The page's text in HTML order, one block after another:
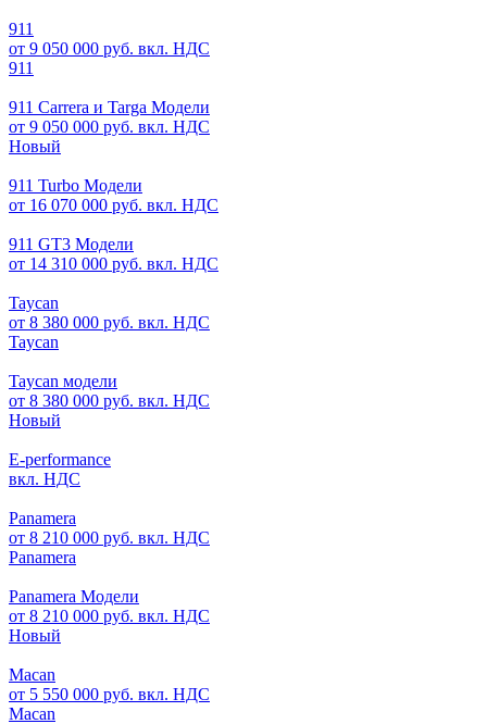
911
от 9 050 000 руб. вкл. НДС
911
911 Carrera и Targa Модели
от 9 050 000 руб. вкл. НДС
Новый
911 Turbo Модели
от 16 070 000 руб. вкл. НДС
911 GT3 Модели
от 14 310 000 руб. вкл. НДС
Taycan
от 8 380 000 руб. вкл. НДС
Taycan
Taycan модели
от 8 380 000 руб. вкл. НДС
Новый
E-performance
вкл. НДС
Panamera
от 8 210 000 руб. вкл. НДС
Panamera
Panamera Модели
от 8 210 000 руб. вкл. НДС
Новый
Macan
от 5 550 000 руб. вкл. НДС
Macan